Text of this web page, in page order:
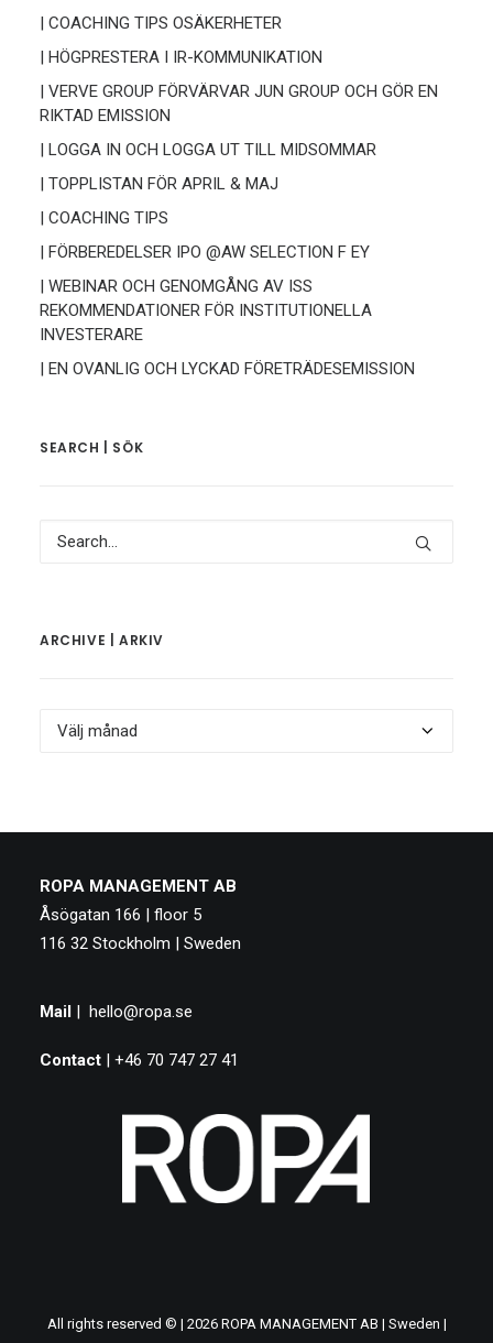
| COACHING TIPS OSÄKERHETER
| HÖGPRESTERA I IR-KOMMUNIKATION
| VERVE GROUP FÖRVÄRVAR JUN GROUP OCH GÖR EN
RIKTAD EMISSION
| LOGGA IN OCH LOGGA UT TILL MIDSOMMAR
| TOPPLISTAN FÖR APRIL & MAJ
| COACHING TIPS
| FÖRBEREDELSER IPO @AW SELECTION F EY
| WEBINAR OCH GENOMGÅNG AV ISS
REKOMMENDATIONER FÖR INSTITUTIONELLA
INVESTERARE
| EN OVANLIG OCH LYCKAD FÖRETRÄDESEMISSION
SEARCH | SÖK
ARCHIVE | ARKIV
Archive
ROPA MANAGEMENT AB
Åsögatan 166 | floor 5
116 32 Stockholm | Sweden
Mail | hello@ropa.se
Contact | +46 70 747 27 41
All rights reserved © | 2026 ROPA MANAGEMENT AB | Sweden |